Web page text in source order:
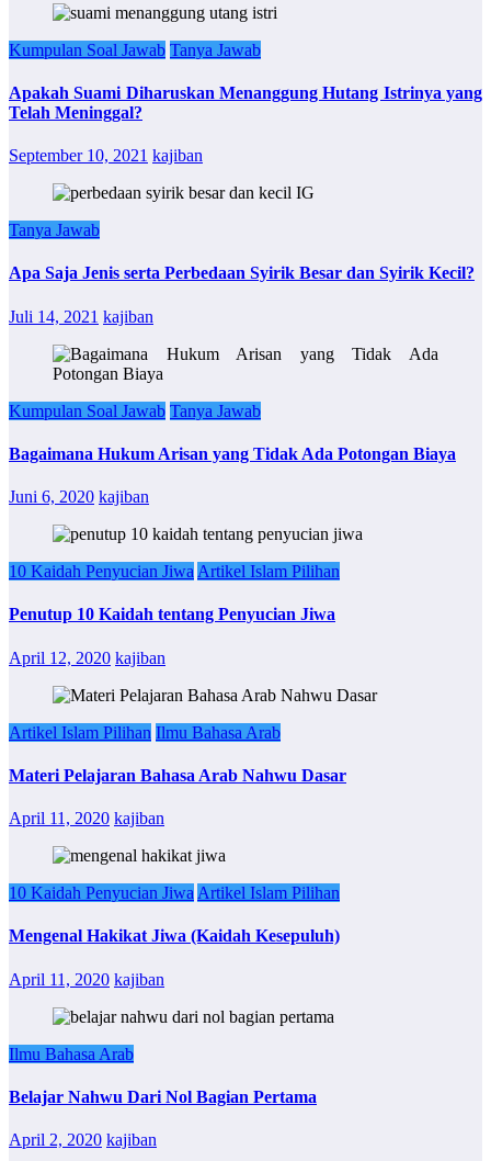
Kumpulan Soal Jawab Tanya Jawab
Apakah Suami Diharuskan Menanggung Hutang Istrinya yang
Telah Meninggal?
September 10, 2021 kajiban
Tanya Jawab
Apa Saja Jenis serta Perbedaan Syirik Besar dan Syirik Kecil?
Juli 14, 2021 kajiban
Kumpulan Soal Jawab Tanya Jawab
Bagaimana Hukum Arisan yang Tidak Ada Potongan Biaya
Juni 6, 2020 kajiban
10 Kaidah Penyucian Jiwa Artikel Islam Pilihan
Penutup 10 Kaidah tentang Penyucian Jiwa
April 12, 2020 kajiban
Artikel Islam Pilihan Ilmu Bahasa Arab
Materi Pelajaran Bahasa Arab Nahwu Dasar
April 11, 2020 kajiban
10 Kaidah Penyucian Jiwa Artikel Islam Pilihan
Mengenal Hakikat Jiwa (Kaidah Kesepuluh)
April 11, 2020 kajiban
Ilmu Bahasa Arab
Belajar Nahwu Dari Nol Bagian Pertama
April 2, 2020 kajiban